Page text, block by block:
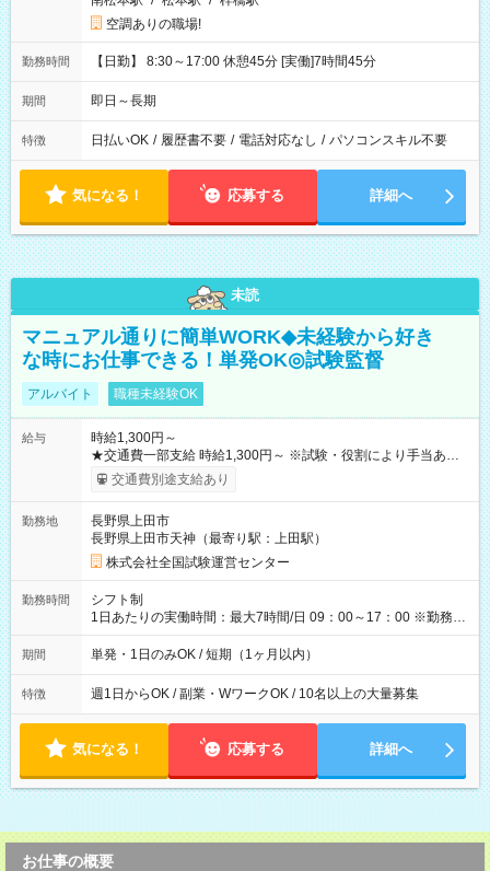
空調ありの職場!
勤務時間 【日勤】 8:30～17:00 休憩45分 [実働]7時間45分
期間 即日～長期
特徴 日払いOK / 履歴書不要 / 電話対応なし / パソコンスキル不要
気になる！ 応募する 詳細へ
未読
マニュアル通りに簡単WORK◆未経験から好き
な時にお仕事できる！単発OK◎試験監督
アルバイト 職種未経験OK
給与
時給1,300円～
★交通費一部支給 時給1,300円～ ※試験・役割により手当あり
※勤務回数により昇給あり 【即給（前払い）オプションあ
り！】 希望される場合、勤務から1週間ほどで給与の一部を受け
例】 ・河合塾模擬試験 8:30～17:30（休憩1時間） 時給1,300円
×8時間＝日収10,400円＋交通費 ※当日の役割により時給＋100
円の場合あり ・国家試験 7:00～13:30（休憩なし） 時給1,300
円（役割手当＋100円）×6時間＝日収8,400円＋交通費 【試用期
間】試用期間なし
交通費別途支給あり
勤務地
長野県上田市
長野県上田市天神（最寄り駅：上田駅）
株式会社全国試験運営センター
勤務時間
シフト制
1日あたりの実働時間：最大7時間/日 09：00～17：00 ※勤務時
間は 試験により異なります。
期間 単発・1日のみOK / 短期（1ヶ月以内）
特徴 週1日からOK / 副業・WワークOK / 10名以上の大量募集
気になる！ 応募する 詳細へ
お仕事の概要